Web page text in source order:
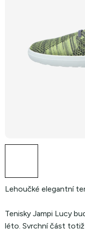
Lehoučké elegantní
Tenisky Jampi Lucy
léto. Svrchní část